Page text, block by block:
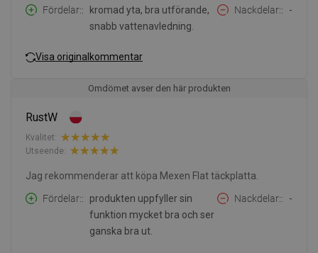
Fördelar:
kromad yta, bra utförande,
snabb vattenavledning.
Nackdelar: -
Visa originalkommentar
Omdömet avser den här produkten
RustW
Kvalitet:
Utseende:
Jag rekommenderar att köpa Mexen Flat täckplatta.
Fördelar:
produkten uppfyller sin
funktion mycket bra och ser
ganska bra ut.
Nackdelar: -